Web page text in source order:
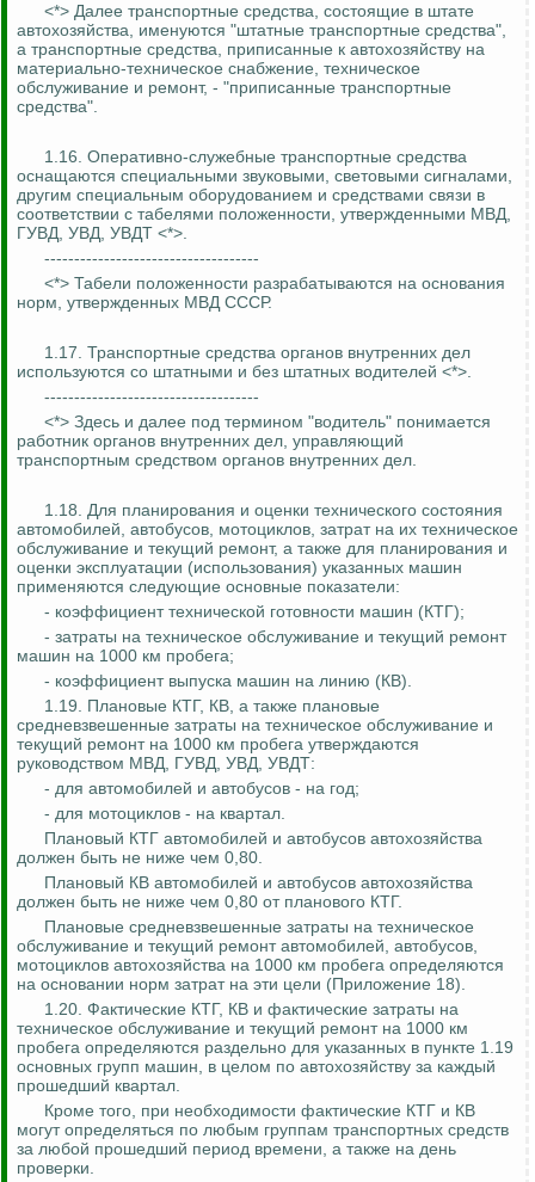
<*> Далее транспортные средства, состоящие в штате
автохозяйства, именуются "штатные транспортные средства",
а транспортные средства, приписанные к автохозяйству на
материально-техническое снабжение, техническое
обслуживание и ремонт, - "приписанные транспортные
средства".
1.16. Оперативно-служебные транспортные средства
оснащаются специальными звуковыми, световыми сигналами,
другим специальным оборудованием и средствами связи в
соответствии с табелями положенности, утвержденными МВД,
ГУВД, УВД, УВДТ <*>.
------------------------------------
<*> Табели положенности разрабатываются на основания
норм, утвержденных МВД СССР.
1.17. Транспортные средства органов внутренних дел
используются со штатными и без штатных водителей <*>.
------------------------------------
<*> Здесь и далее под термином "водитель" понимается
работник органов внутренних дел, управляющий
транспортным средством органов внутренних дел.
1.18. Для планирования и оценки технического состояния
автомобилей, автобусов, мотоциклов, затрат на их техническое
обслуживание и текущий ремонт, а также для планирования и
оценки эксплуатации (использования) указанных машин
применяются следующие основные показатели:
- коэффициент технической готовности машин (КТГ);
- затраты на техническое обслуживание и текущий ремонт
машин на 1000 км пробега;
- коэффициент выпуска машин на линию (КВ).
1.19. Плановые КТГ, КВ, а также плановые
средневзвешенные затраты на техническое обслуживание и
текущий ремонт на 1000 км пробега утверждаются
руководством МВД, ГУВД, УВД, УВДТ:
- для автомобилей и автобусов - на год;
- для мотоциклов - на квартал.
Плановый КТГ автомобилей и автобусов автохозяйства
должен быть не ниже чем 0,80.
Плановый КВ автомобилей и автобусов автохозяйства
должен быть не ниже чем 0,80 от планового КТГ.
Плановые средневзвешенные затраты на техническое
обслуживание и текущий ремонт автомобилей, автобусов,
мотоциклов автохозяйства на 1000 км пробега определяются
на основании норм затрат на эти цели (Приложение 18).
1.20. Фактические КТГ, КВ и фактические затраты на
техническое обслуживание и текущий ремонт на 1000 км
пробега определяются раздельно для указанных в пункте 1.19
основных групп машин, в целом по автохозяйству за каждый
прошедший квартал.
Кроме того, при необходимости фактические КТГ и КВ
могут определяться по любым группам транспортных средств
за любой прошедший период времени, а также на день
проверки.